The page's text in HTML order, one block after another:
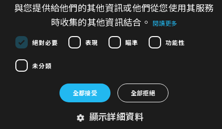
© HongHwa International Corp. All Rights
Reserved.
與您提供給他們的其他資訊或他們從您使用其服務
時收集的其他資訊結合。閱讀更多
絕對必要 表現 瞄準 功能性
未分類
全都接受 全部拒絕
顯示詳細資料